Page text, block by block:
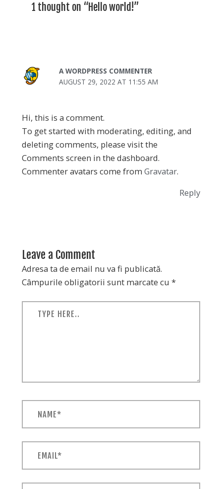
1 thought on “Hello world!”
A WORDPRESS COMMENTER
AUGUST 29, 2022 AT 11:55 AM
Hi, this is a comment.
To get started with moderating, editing, and
deleting comments, please visit the
Comments screen in the dashboard.
Commenter avatars come from Gravatar.
Reply
Leave a Comment
Adresa ta de email nu va fi publicată.
Câmpurile obligatorii sunt marcate cu *
here..